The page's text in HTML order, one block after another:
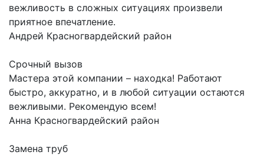
вежливость в сложных ситуациях произвели
приятное впечатление.
Андрей Красногвардейский район
Срочный вызов
Мастера этой компании – находка! Работают
быстро, аккуратно, и в любой ситуации остаются
вежливыми. Рекомендую всем!
Анна Красногвардейский район
Замена труб